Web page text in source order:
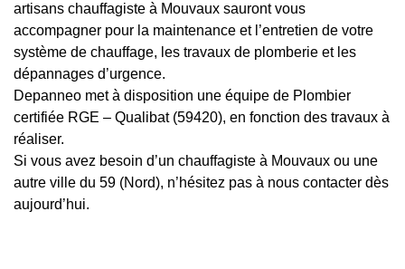
artisans chauffagiste à Mouvaux sauront vous
accompagner pour la maintenance et l’entretien de votre
système de chauffage, les travaux de plomberie et les
dépannages d’urgence.
Depanneo met à disposition une équipe de Plombier
certifiée RGE – Qualibat (59420), en fonction des travaux à
réaliser.
Si vous avez besoin d’un chauffagiste à Mouvaux ou une
autre ville du 59 (Nord), n’hésitez pas à nous contacter dès
aujourd’hui.